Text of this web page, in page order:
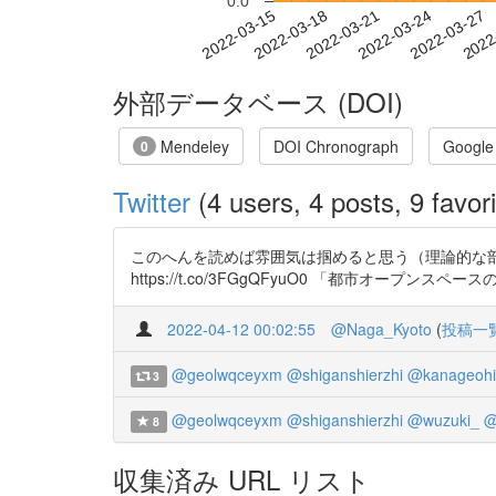
2022-03-152022-03-182022-03-212022-03-242022-03-27
外部データベース (DOI)
0 Mendeley DOI Chronograph
Twitter (4 users, 4 posts, 9
このへんを読めば雰囲気は掴めると思う（理論的
https://t.co/3FGgQFyuO0 「都市オープンスペース
2022-04-12 00:02:55 @Naga_Kyoto (投稿一
3 @geolwqceyxm @shiganshierzhi
8 @geolwqceyxm @shiganshierzhi @wuzuki_
収集済み URL リスト